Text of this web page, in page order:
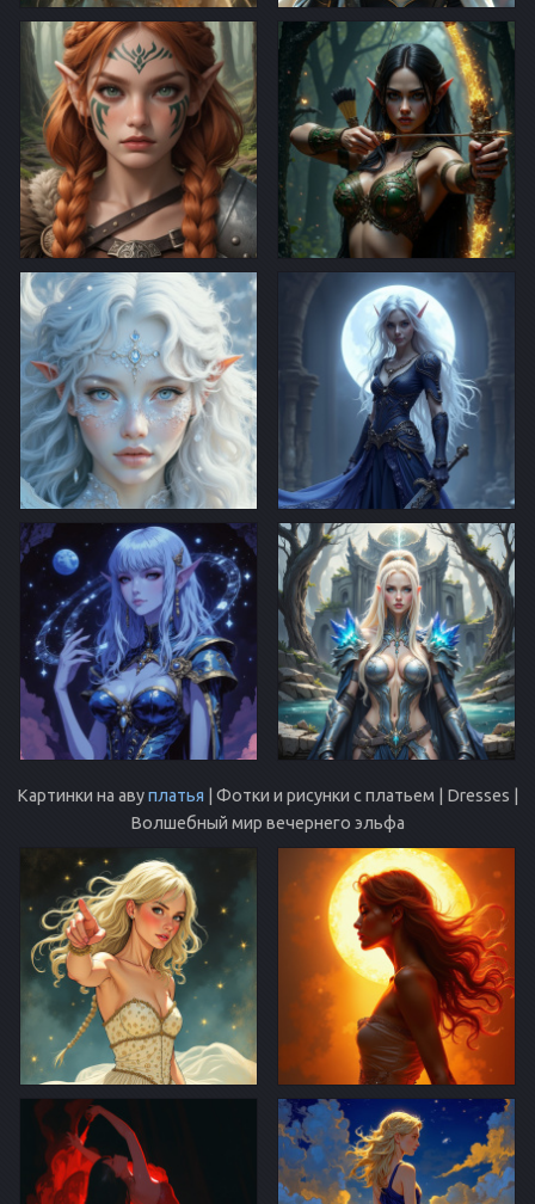
Картинки на авуплатья | Фотки и рисунки с платьем | Dresses |
Волшебный мир вечернего эльфа